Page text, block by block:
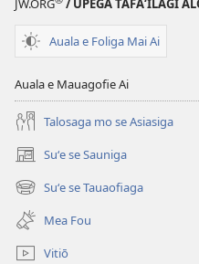
JW.ORG / UPEGA TAFA‘ILAGI
Auala e Foliga Mai Ai
Auala e Mauagofie Ai
Talosaga mo se Asiasiga
Suʻe se Sauniga
(tatala
se
isi
polokalame)
Suʻe se Tauaofiaga
(tatala
se
isi
polokalame)
Mea Fou
Vitiō